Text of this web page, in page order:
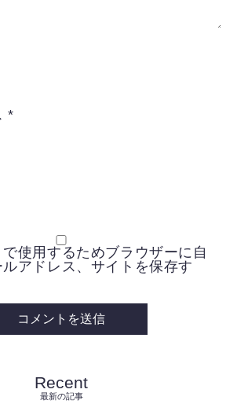
*
使用するためブラウザーに自
アドレス、サイトを保存す
Recent
最新の記事